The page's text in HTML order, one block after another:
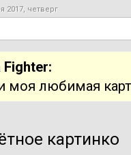
2017, четверг
Fighter:
моя любимая
картинко